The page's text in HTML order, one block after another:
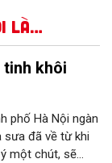
là…
tinh khôi
phố Hà Nội ngàn
sưa đã về từ khi
một chút, sẽ